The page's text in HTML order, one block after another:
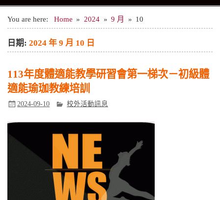
You are here: Home 2024 9 月 10
日期:2024 年 9 月 10 日
113年度體適能教學研習會第一梯次－初級體
適能瑜珈教練培訓
2024-09-10 校外活動訊息